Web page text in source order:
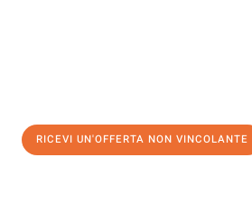
RICEVI UN'OFFERTA NON VINCOLANTE